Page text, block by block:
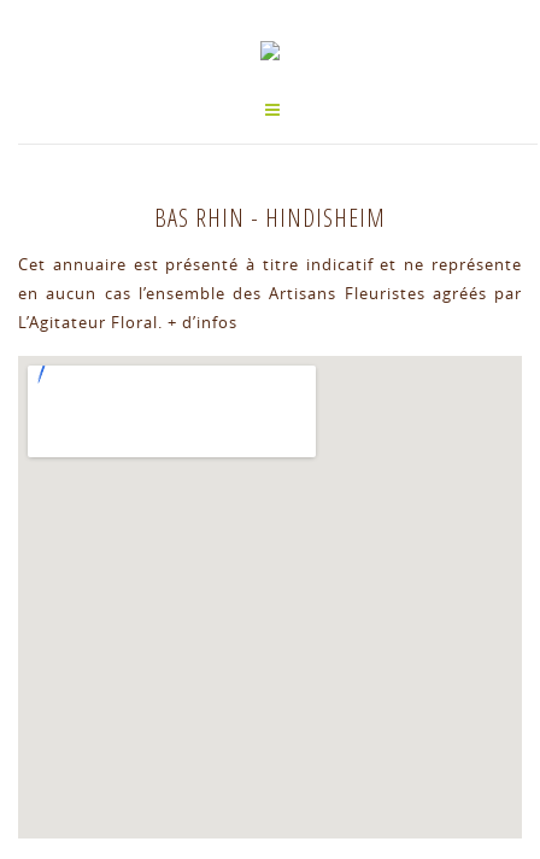
BAS RHIN - HINDISHEIM
Cet annuaire est présenté à titre indicatif et ne représente
en aucun cas l’ensemble des Artisans Fleuristes agréés par
L’Agitateur Floral. + d’infos